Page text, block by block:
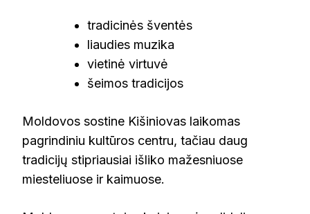
tradicinės šventės
liaudies muzika
vietinė virtuvė
šeimos tradicijos
Moldovos sostine Kišiniovas laikomas
pagrindiniu kultūros centru, tačiau daug
tradicijų stipriausiai išliko mažesniuose
miesteliuose ir kaimuose.